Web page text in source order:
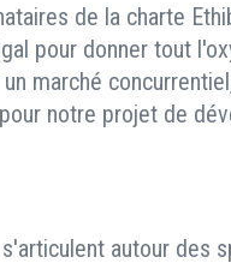
de la charte
pour donner tout
marché
notre projet de
autour des